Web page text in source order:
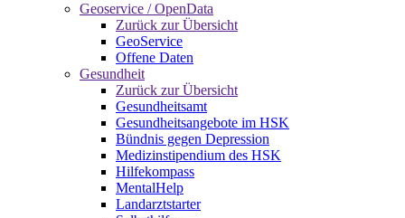
Geoservice / OpenData
Zurück zur Übersicht
GeoService
Offene Daten
Gesundheit
Zurück zur Übersicht
Gesundheitsamt
Gesundheitsangebote im HSK
Bündnis gegen Depression
Medizinstipendium des HSK
Hilfekompass
MentalHelp
Landarztstarter